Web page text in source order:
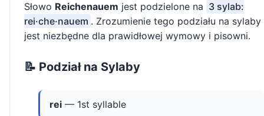
Słowo Reichenauem jest podzielone na 3 sylab:
rei·che·nauem . Zrozumienie tego podziału na sylaby
jest niezbędne dla prawidłowej wymowy i pisowni.
📝 Podział na Sylaby
rei — 1st syllable